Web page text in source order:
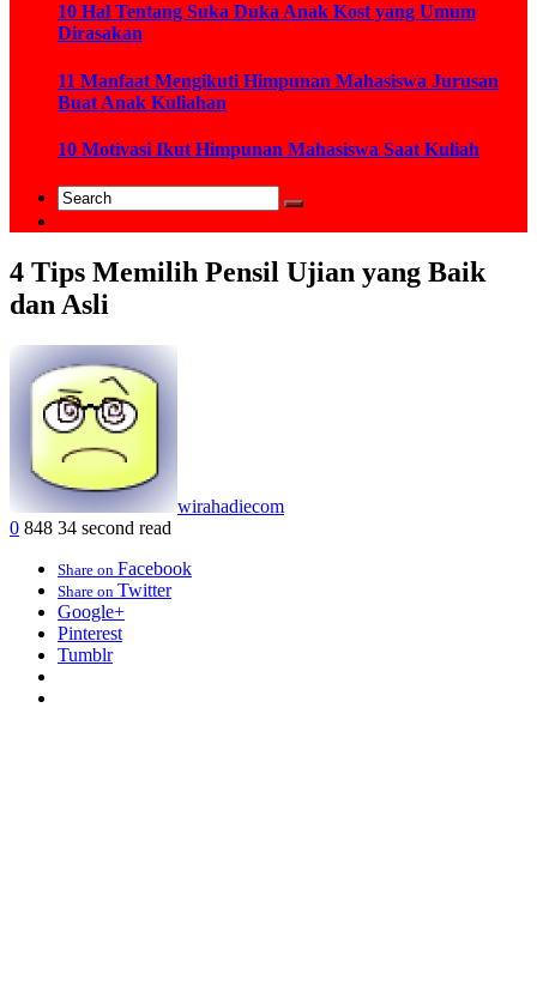
10 Hal Tentang Suka Duka Anak Kost yang Umum
Dirasakan
11 Manfaat Mengikuti Himpunan Mahasiswa Jurusan
Buat Anak Kuliahan
10 Motivasi Ikut Himpunan Mahasiswa Saat Kuliah
4 Tips Memilih Pensil Ujian yang Baik
dan Asli
wirahadiecom
0 848 34 second read
Share on Facebook
Share on Twitter
Google+
Pinterest
Tumblr